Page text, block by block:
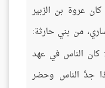
كان عروة بن الزبير
من بني حارثة:
كان الناس في عهد
جدَّ الناس وحضر